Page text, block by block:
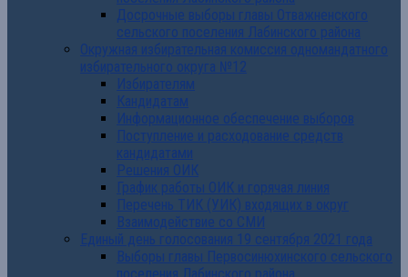
Досрочные выборы главы Отважненского
сельского поселения Лабинского района
Окружная избирательная комиссия одномандатного
избирательного округа №12
Избирателям
Кандидатам
Информационное обеспечение выборов
Поступление и расходование средств
кандидатами
Решения ОИК
График работы ОИК и горячая линия
Перечень ТИК (УИК) входящих в округ
Взаимодействие со СМИ
Единый день голосования 19 сентября 2021 года
Выборы главы Первосинюхинского сельского